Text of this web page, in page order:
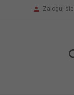
Zaloguj się